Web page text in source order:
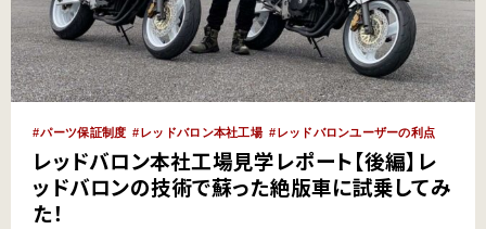
パーツ保証制度 レッドバロン本社工場 レッドバロンユーザーの利点
レッドバロン本社工場見学レポート【後編】レ
ッドバロンの技術で蘇った絶版車に試乗してみ
た！